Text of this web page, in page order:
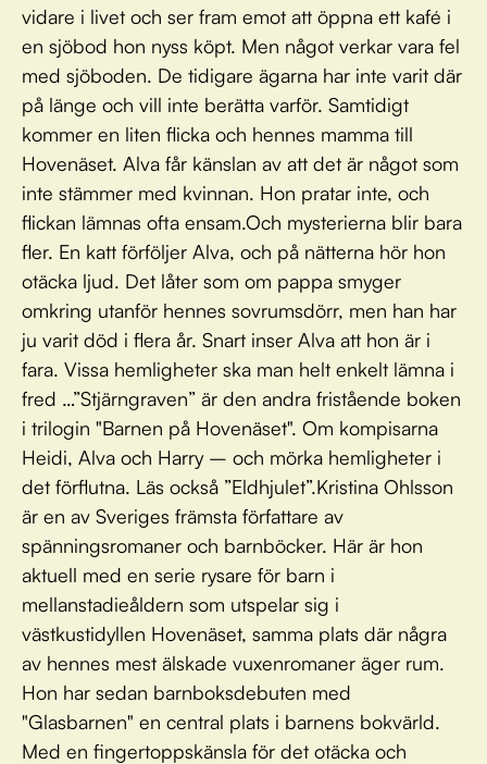
vidare i livet och ser fram emot att öppna ett kafé i
en sjöbod hon nyss köpt. Men något verkar vara fel
med sjöboden. De tidigare ägarna har inte varit där
på länge och vill inte berätta varför. Samtidigt
kommer en liten flicka och hennes mamma till
Hovenäset. Alva får känslan av att det är något som
inte stämmer med kvinnan. Hon pratar inte, och
flickan lämnas ofta ensam.Och mysterierna blir bara
fler. En katt förföljer Alva, och på nätterna hör hon
otäcka ljud. Det låter som om pappa smyger
omkring utanför hennes sovrumsdörr, men han har
ju varit död i flera år. Snart inser Alva att hon är i
fara. Vissa hemligheter ska man helt enkelt lämna i
fred …”Stjärngraven” är den andra fristående boken
i trilogin "Barnen på Hovenäset". Om kompisarna
Heidi, Alva och Harry – och mörka hemligheter i
det förflutna. Läs också ”Eldhjulet”.Kristina Ohlsson
är en av Sveriges främsta författare av
spänningsromaner och barnböcker. Här är hon
aktuell med en serie rysare för barn i
mellanstadieåldern som utspelar sig i
västkustidyllen Hovenäset, samma plats där några
av hennes mest älskade vuxenromaner äger rum.
Hon har sedan barnboksdebuten med
"Glasbarnen" en central plats i barnens bokvärld.
Med en fingertoppskänsla för det otäcka och